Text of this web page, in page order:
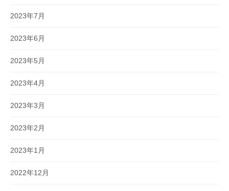
2023年7月
2023年6月
2023年5月
2023年4月
2023年3月
2023年2月
2023年1月
2022年12月